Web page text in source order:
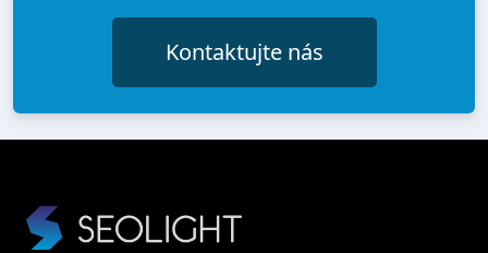
Kontaktujte nás